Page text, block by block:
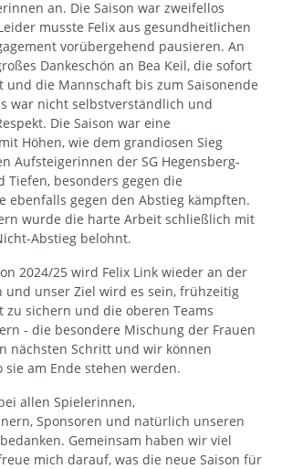
an. Die Saison war zweifellos
musste Felix aus gesundheitlichen
vorübergehend pausieren. An
Dankeschön an Bea Keil, die sofort
und die Mannschaft bis zum Saisonende
war nicht selbstverständlich und
Die Saison war eine
Höhen, wie dem grandiosen Sieg
Aufsteigerinnen der SG Hegensberg-
Tiefen, besonders gegen die
ebenfalls gegen den Abstieg kämpften.
wurde die harte Arbeit schließlich mit
Abstieg belohnt.
2024/25 wird Felix Link wieder an der
und unser Ziel wird es sein, frühzeitig
zu sichern und die oberen Teams
- die besondere Mischung der Frauen
nächsten Schritt und wir können
sie am Ende stehen werden.
allen Spielerinnen,
Sponsoren und natürlich unseren
Gemeinsam haben wir viel
mich darauf, was die neue Saison für